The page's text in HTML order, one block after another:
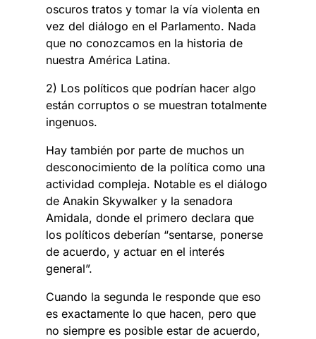
oscuros tratos y tomar la vía violenta en
vez del diálogo en el Parlamento. Nada
que no conozcamos en la historia de
nuestra América Latina.
2) Los políticos que podrían hacer algo
están corruptos o se muestran totalmente
ingenuos.
Hay también por parte de muchos un
desconocimiento de la política como una
actividad compleja. Notable es el diálogo
de Anakin Skywalker y la senadora
Amidala, donde el primero declara que
los políticos deberían “sentarse, ponerse
de acuerdo, y actuar en el interés
general”.
Cuando la segunda le responde que eso
es exactamente lo que hacen, pero que
no siempre es posible estar de acuerdo,